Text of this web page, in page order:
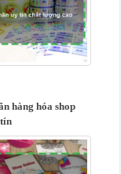
hàng hóa shop